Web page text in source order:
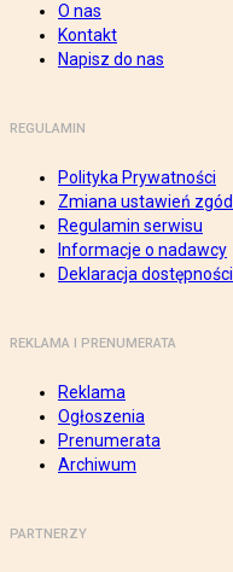
O nas
Kontakt
Napisz do nas
REGULAMIN
Polityka Prywatności
Zmiana ustawień zgód
Regulamin serwisu
Informacje o nadawcy
Deklaracja dostępności
REKLAMA I PRENUMERATA
Reklama
Ogłoszenia
Prenumerata
Archiwum
PARTNERZY